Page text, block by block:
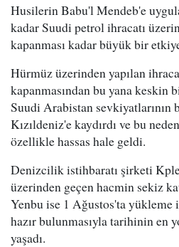
Husilerin Babu'l Mendeb'e
kadar Suudi petrol ihracatı
kapanması kadar büyük bir
Hürmüz üzerinden yapılan
kapanmasından bu yana keskin
Suudi Arabistan sevkiyatlarının
Kızıldeniz'e kaydırdı ve bu
özellikle hassas hale geldi.
Denizcilik istihbaratı şirketi
üzerinden geçen hacmin sekiz
Yenbu ise 1 Ağustos'ta yükleme
hazır bulunmasıyla tarihinin en
yaşadı.